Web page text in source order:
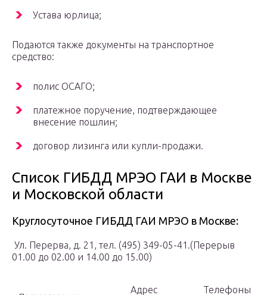
Устава юрлица;
Подаются также документы на транспортное
средство:
полис ОСАГО;
платежное поручение, подтверждающее
внесение пошлин;
договор лизинга или купли-продажи.
Cписок ГИБДД МРЭО ГАИ в Москве
и Московской области
Круглосуточное ГИБДД ГАИ МРЭО в Москве:
Ул. Перерва, д. 21, тел. (495) 349-05-41.(Перерыв
01.00 до 02.00 и 14.00 до 15.00)
Адрес Телефоны